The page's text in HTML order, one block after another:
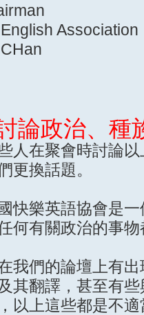
Association
論政治、種
人在聚會時討論
更換話題。
快樂英語協會是
何有關政治的事
我們的論壇上有
其翻譯，甚至有
以上這些都是不適